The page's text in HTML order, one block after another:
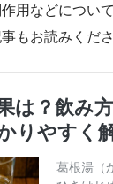
用などについ
もお読みくださ